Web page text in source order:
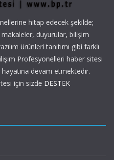
hitap edecek şekilde;
duyurular, bilişim
ürünleri tanıtımı gibi farklı
Profesyonelleri haber sitesi
devam etmektedir.
için sizde DESTEK